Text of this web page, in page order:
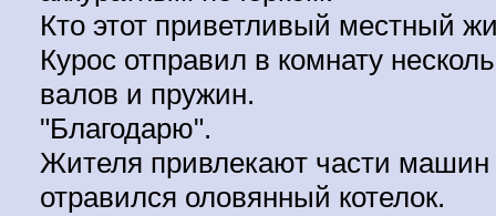
Кто этот приветливый местный
Курос отправил в комнату
валов и пружин.
"Благодарю".
Жителя привлекают части
отравился оловянный котелок.